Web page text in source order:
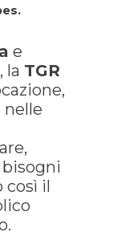
e
la TGR
nelle
il